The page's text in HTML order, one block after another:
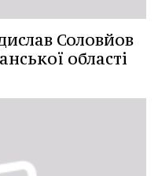
Соловйов
області